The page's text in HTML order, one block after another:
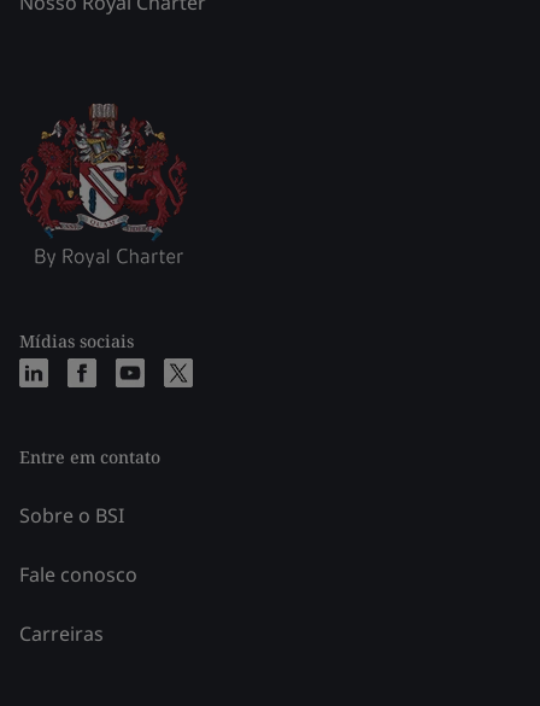
Mídias sociais
Entre em contato
Sobre o BSI
Fale conosco
Carreiras